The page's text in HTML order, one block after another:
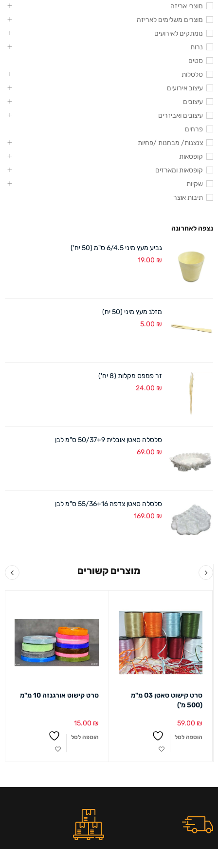
מוצרי אריזה
מוצרים משלימים לאריזה
ממתקים לאירועים
נרות
סטים
סלסלות
עיצוב אירועים
עיצובים
עיצובים ואביזרים
פרחים
צנצנות/ מבחנות /פחיות
קופסאות
קופסאות ומארזים
שקיות
תיבות אוצר
נצפה לאחרונה
גביע מעץ מיני 6/4.5 ס"מ (50 יח')
19.00 ₪
מזלג מעץ מיני (50 יח)
5.00 ₪
זר פמפס מקלות (8 יח')
24.00 ₪
סלסלה סאטן אובלית 50/37+9 ס"מ לבן
69.00 ₪
סלסלה סאטן צדפה 55/36+16 ס"מ לבן
169.00 ₪
מוצרים קשורים
סרט קישוט סאטן 03 מ"מ
(500 מ')
59.00 ₪
הוספה לסל
סרט קישוט אורגנזה 10 מ"מ
15.00 ₪
הוספה לסל